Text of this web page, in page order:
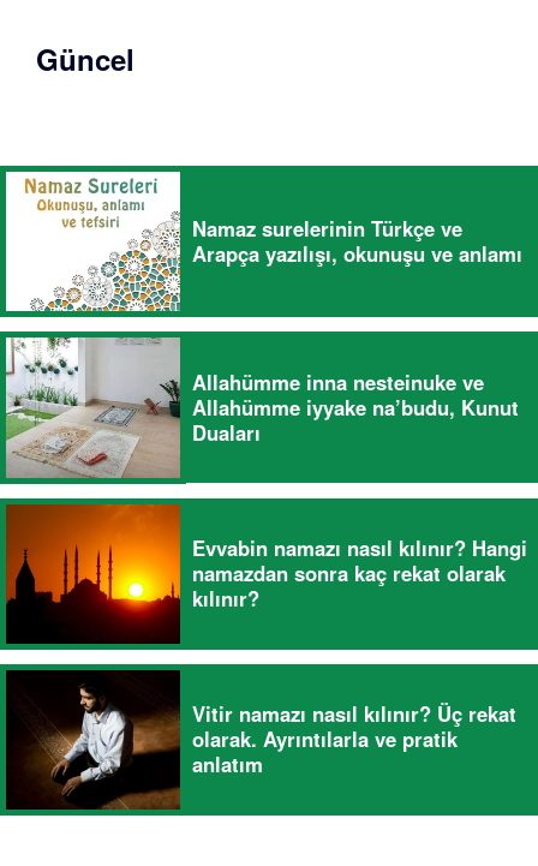
Güncel
Namaz surelerinin Türkçe ve
Arapça yazılışı, okunuşu ve anlamı
Allahümme inna nesteinuke ve
Allahümme iyyake na’budu, Kunut
Duaları
Evvabin namazı nasıl kılınır? Hangi
namazdan sonra kaç rekat olarak
kılınır?
Vitir namazı nasıl kılınır? Üç rekat
olarak. Ayrıntılarla ve pratik
anlatım